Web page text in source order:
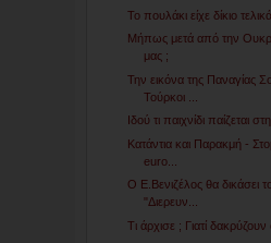
Το πουλάκι είχε δίκιο
Μήπως μετά από την
μας ;
Την εικόνα της Παναγίας
Τούρκοι ...
Ιδού τι παιχνίδι παίζεται
Κατάντια και Παρακμή -
euro...
Ο E.Bενιζέλος θα δικάσει
"Διερευν...
Tι άρχισε ; Γιατί